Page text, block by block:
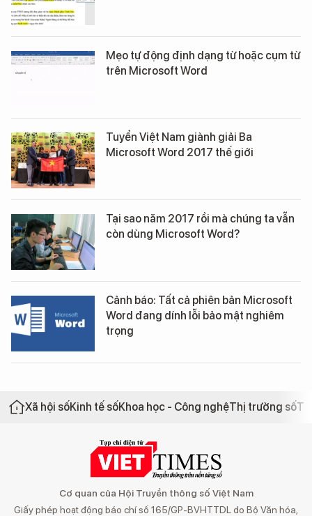
Mẹo tự động định dạng từ hoặc cụm từ
trên Microsoft Word
Tuyển Việt Nam giành giải Ba
Microsoft Word 2017 thế giới
Tại sao năm 2017 rồi mà chúng ta vẫn
còn dùng Microsoft Word?
Cảnh báo: Tất cả phiên bản Microsoft
Word đang dính lỗi bảo mật nghiêm
trọng
Xã hội sốKinh tế sốKhoa học - Công nghệThị trường số
Cơ quan của Hội Truyền thông số Việt Nam
Giấy phép hoạt động báo chí số 165/GP-BVHTTDL do Bộ Văn hóa,